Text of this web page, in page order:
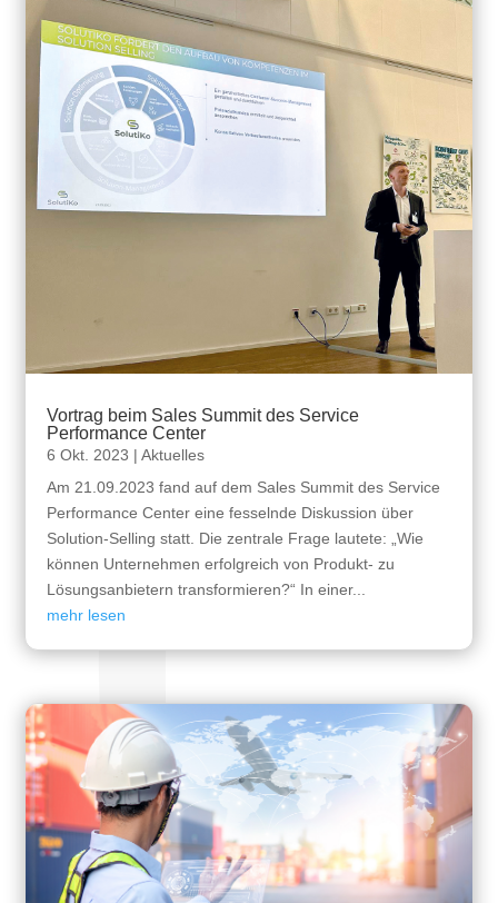
Vortrag beim Sales Summit des Service
Performance Center
6 Okt. 2023 |Aktuelles
Am 21.09.2023 fand auf dem Sales Summit des Service
Performance Center eine fesselnde Diskussion über
Solution-Selling statt. Die zentrale Frage lautete: „Wie
können Unternehmen erfolgreich von Produkt- zu
Lösungsanbietern transformieren?“ In einer...
mehr lesen